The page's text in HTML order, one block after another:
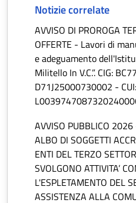
Notizie correlate
AVVISO DI PROROGA
OFFERTE - Lavori di
e adeguamento
Militello In V.C.”. CIG:
D71J25000730002 - CUI:
AVVISO PUBBLICO
ALBO DI SOGGETTI
ENTI DEL TERZO
SVOLGONO ATTIVITA’
L'ESPLETAMENTO DEL
ASSISTENZA ALLA